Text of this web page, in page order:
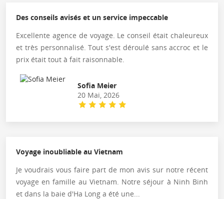
Des conseils avisés et un service impeccable
Excellente agence de voyage. Le conseil était chaleureux
et très personnalisé. Tout s'est déroulé sans accroc et le
prix était tout à fait raisonnable.
Sofia Meier
20 Mai, 2026
Voyage inoubliable au Vietnam
Je voudrais vous faire part de mon avis sur notre récent
voyage en famille au Vietnam. Notre séjour à Ninh Binh
et dans la baie d'Ha Long a été une...